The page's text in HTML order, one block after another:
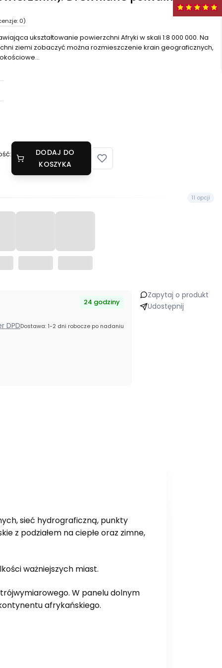
0)
ukształtowanie powierzchni Afryki w skali 1:8 000 000. Na
ziemi zobaczyć można rozmieszczenie krain geograficznych,
DODAJ DO
KOSZYKA
11 opcji
24 godziny
DPDDostawa: 1-2 dni robocze po nadaniu
Zapytaj o produkt
Udostępnij
sieć hydrograficzną, punkty
z podziałem na ciepłe oraz zimne,
ważniejszych miast.
W panelu dolnym
afrykańskiego.